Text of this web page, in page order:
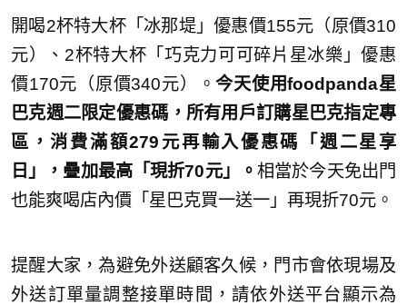
開喝2杯特大杯「冰那堤」優惠價155元（原價310
元）、2杯特大杯「巧克力可可碎片星冰樂」優惠
價170元（原價340元）。今天使用foodpanda星
巴克週二限定優惠碼，所有用戶訂購星巴克指定專
區，消費滿額279元再輸入優惠碼「週二星享
日」，疊加最高「現折70元」。 相當於今天免出門
也能爽喝店內價「星巴克買一送一」再現折70元。
提醒大家，為避免外送顧客久候，門市會依現場及
外送訂單量調整接單時間，請依外送平台顯示為